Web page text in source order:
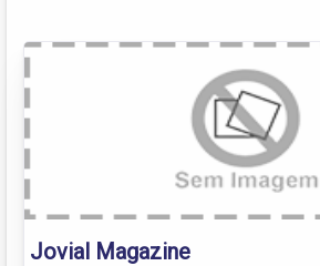
Jovial Magazine